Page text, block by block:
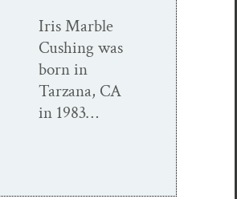
Iris Mar­ble
Cush­ing was
born in
Tarzana, CA
in 1983…